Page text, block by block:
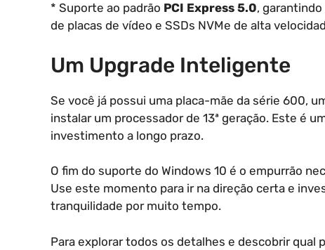
* Suporte ao padrão PCI Express 5.0,
de placas de vídeo e SSDs NVMe de alta
Um Upgrade Inteligente
Se você já possui uma placa-mãe da série 600,
instalar um processador de 13ª geração. Este é
investimento a longo prazo.
O fim do suporte do Windows 10 é o empurrão
Use este momento para ir na direção certa e
tranquilidade por muito tempo.
Para explorar todos os detalhes e descobrir qual